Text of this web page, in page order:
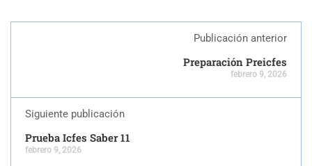
Publicación anterior
Preparación Preicfes
febrero 9, 2026
Siguiente publicación
Prueba Icfes Saber 11
febrero 9, 2026